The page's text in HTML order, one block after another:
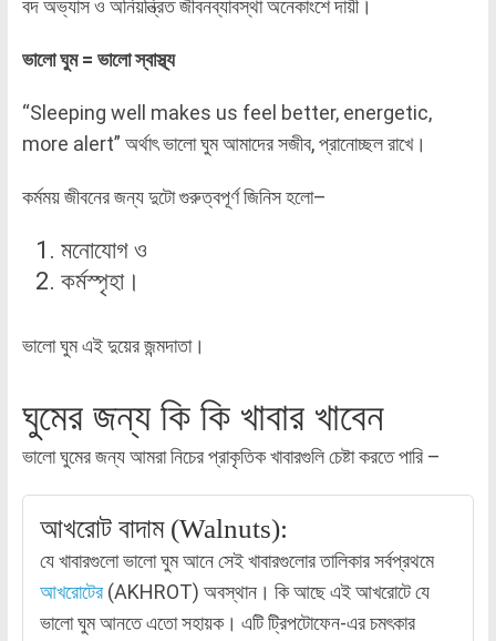
বদ অভ্যাস ও অনিয়ন্ত্রিত জীবনব্যাবস্থা অনেকাংশে দায়ী।
ভালো ঘুম = ভালো স্বাস্থ্য
“Sleeping well makes us feel better, energetic,
more alert” অর্থাৎ ভালো ঘুম আমাদের সজীব, প্রানোচ্ছল রাখে।
কর্মময় জীবনের জন্য দুটো গুরুত্বপূর্ণ জিনিস হলো–
মনোযোগ ও
কর্মস্পৃহা।
ভালো ঘুম এই দুয়ের জন্মদাতা।
ঘুমের জন্য কি কি খাবার খাবেন
ভালো ঘুমের জন্য আমরা নিচের প্রাকৃতিক খাবারগুলি চেষ্টা করতে পারি –
আখরোট বাদাম (Walnuts):
যে খাবারগুলো ভালো ঘুম আনে সেই খাবারগুলোর তালিকার সর্বপ্রথমে
আখরোটের(AKHROT) অবস্থান। কি আছে এই আখরোটে যে
ভালো ঘুম আনতে এতো সহায়ক। এটি ট্রিপটোফেন-এর চমৎকার